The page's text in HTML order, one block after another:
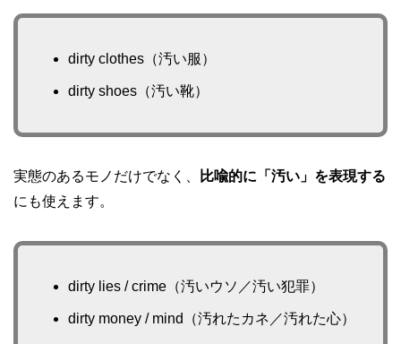
dirty clothes（汚い服）
dirty shoes（汚い靴）
実態のあるモノだけでなく、
比喩的に「汚い」を表現する
にも使えます。
dirty lies / crime（汚いウソ／汚い犯罪）
dirty money / mind（汚れたカネ／汚れた心）